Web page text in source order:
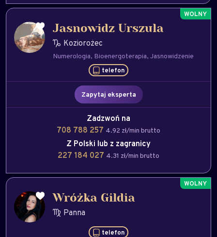
Jasnowidz Urszula
Koziorożec
Numerologia Bioenergoterapia Jasnowidzenie
telefon
Zapytaj eksperta
Zadzwoń na
708 788 257 4.92 zł/min brutto
Z Polski lub z zagranicy
227 184 027 4.31 zł/min brutto
Wróżka Gildia
Panna
telefon